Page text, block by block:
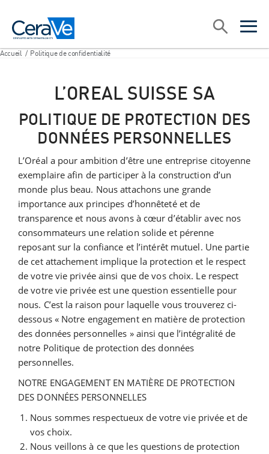
open
open
Recherche
Accueil / Politique de confidentialité
L’OREAL SUISSE SA
POLITIQUE DE PROTECTION DES
DONNÉES PERSONNELLES
L’Oréal a pour ambition d’être une entreprise citoyenne
exemplaire afin de participer à la construction d’un
monde plus beau. Nous attachons une grande
importance aux principes d’honnêteté et de
transparence et nous avons à cœur d’établir avec nos
consommateurs une relation solide et pérenne
reposant sur la confiance et l’intérêt mutuel. Une partie
de cet attachement implique la protection et le respect
de votre vie privée ainsi que de vos choix. Le respect
de votre vie privée est une question essentielle pour
nous. C’est la raison pour laquelle vous trouverez ci-
dessous « Notre engagement en matière de protection
des données personnelles » ainsi que l’intégralité de
notre Politique de protection des données
personnelles.
NOTRE ENGAGEMENT EN MATIÈRE DE PROTECTION
DES DONNÉES PERSONNELLES
Nous sommes respectueux de votre vie privée et de
vos choix.
Nous veillons à ce que les questions de protection